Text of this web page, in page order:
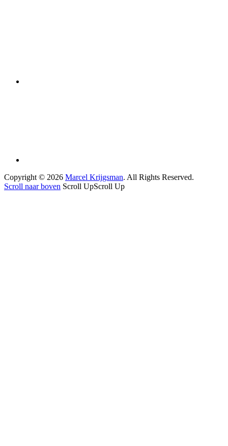
Copyright © 2026 Marcel Krijgsman. All Rights Reserved.
Scroll naar boven Scroll UpScroll Up